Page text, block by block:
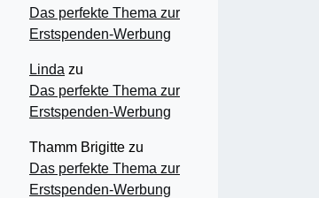
Das perfekte Thema zur
Erstspenden-Werbung
Linda zu
Das perfekte Thema zur
Erstspenden-Werbung
Thamm Brigitte zu
Das perfekte Thema zur
Erstspenden-Werbung